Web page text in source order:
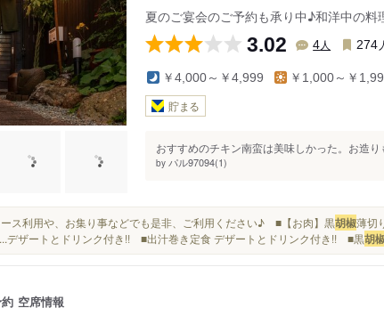
）
上町四丁目駅
上町二丁目駅
上町一丁目駅
枡形駅
グランド通駅
高知城前駅
堀詰駅
デンテツターミナルビル前駅
西高須駅
県立美術館通駅
文珠通駅
東新木駅
鹿児駅
舟戸駅
夏のご宴会のご予約も承り中♪和洋中の
3.02 4人 274
￥4,000～￥4,999 ￥1,000～￥
貯まる
おすすめのチキン南蛮は美味しかった。お造
by パル97094(1)
ース利用や、お集り事などでも是非、ご利用ください♪ ■【お肉】黒胡椒薄切
デザートとドリンク付き!! ■出汁巻き定食 デザートとドリンク付き!! ■黒胡
空席情報